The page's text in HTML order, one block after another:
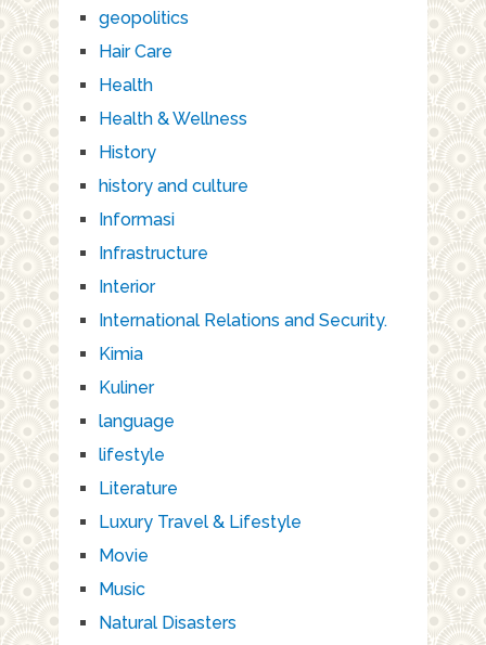
geopolitics
Hair Care
Health
Health & Wellness
History
history and culture
Informasi
Infrastructure
Interior
International Relations and Security.
Kimia
Kuliner
language
lifestyle
Literature
Luxury Travel & Lifestyle
Movie
Music
Natural Disasters